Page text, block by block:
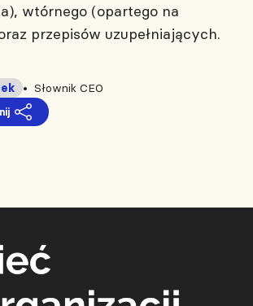
wtórnego (opartego na
przepisów uzupełniających.
Słownik CEO